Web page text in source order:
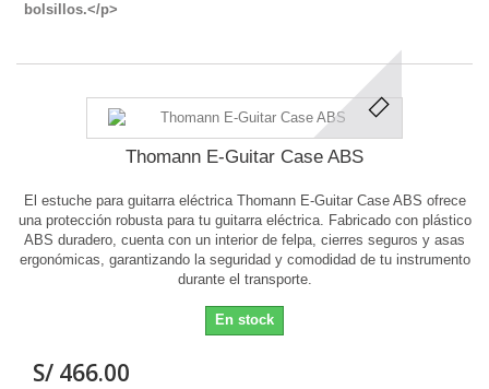
Thomann E-Guitar Case ABS
El estuche para guitarra eléctrica Thomann E-Guitar Case ABS ofrece
una protección robusta para tu guitarra eléctrica. Fabricado con plástico
ABS duradero, cuenta con un interior de felpa, cierres seguros y asas
ergonómicas, garantizando la seguridad y comodidad de tu instrumento
durante el transporte.
En stock
S/ 466.00